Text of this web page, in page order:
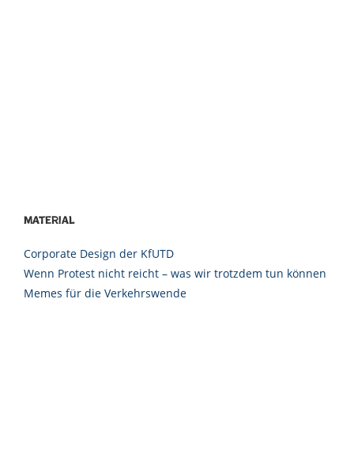
Material
Corporate Design der KfUTD
Wenn Protest nicht reicht – was wir trotzdem tun können
Memes für die Verkehrswende